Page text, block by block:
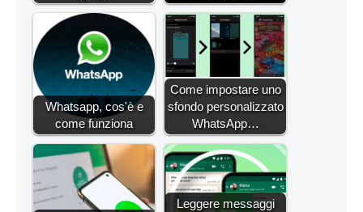
Whatsapp, cos'è e
come funziona
Come impostare uno
sfondo personalizzato
WhatsApp…
Leggere messaggi